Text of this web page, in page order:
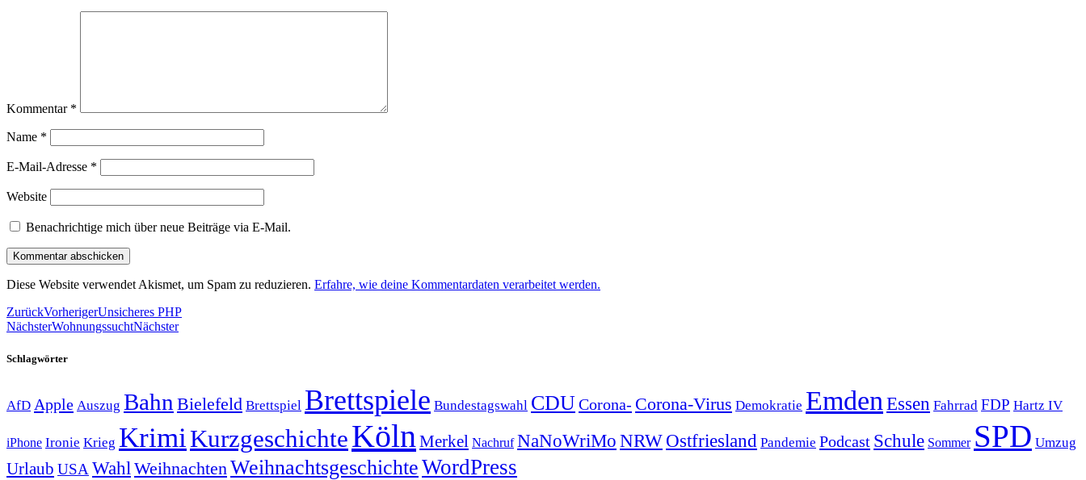
Kommentar *
Name *
E-Mail-Adresse *
Website
Benachrichtige mich über neue Beiträge via E-Mail.
Diese Website verwendet Akismet, um Spam zu reduzieren. Erfahre, wie deine Kommentardaten verarbeitet werden.
ZurückVorherigerUnsicheres PHP
NächsterWohnungssuchtNächster
Schlagwörter
AfD Apple Auszug Bahn Bielefeld Brettspiel Brettspiele Bundestagswahl CDUCorona- Corona-Virus Demokratie Emden Essen Fahrrad FDP Hartz IV
iPhone Ironie Krieg KrimiKurzgeschichteKöln Merkel Nachruf NaNoWriMo NRWOstfriesland Pandemie Podcast Schule Sommer SPD Umzug
Urlaub USA Wahl Weihnachten WeihnachtsgeschichteWordPress